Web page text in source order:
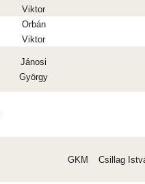
Viktor
Orbán
Viktor
Jánosi
György
GKM Csillag